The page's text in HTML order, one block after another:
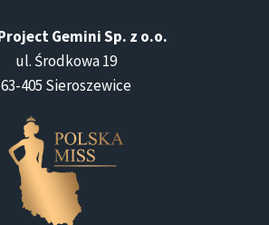
Gemini Sp. z o.o.
ul. Środkowa 19
63-405 Sieroszewice